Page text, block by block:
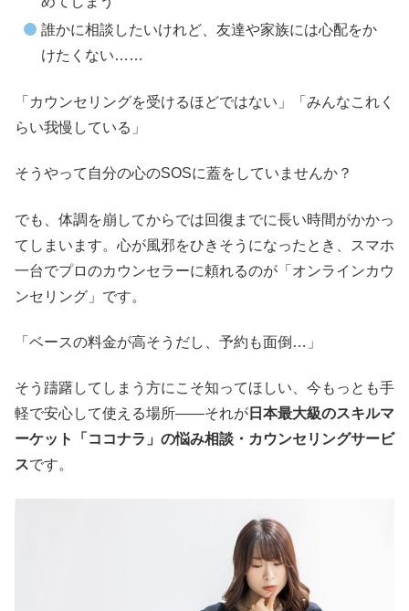
誰かに相談したいけれど、友達や家族には心配をか
けたくない……
「カウンセリングを受けるほどではない」「みんなこれく
らい我慢している」
そうやって自分の心のSOSに蓋をしていませんか？
でも、体調を崩してからでは回復までに長い時間がかかっ
てしまいます。心が風邪をひきそうになったとき、スマホ
一台でプロのカウンセラーに頼れるのが「オンラインカウ
ンセリング」です。
「ベースの料金が高そうだし、予約も面倒…」
そう躊躇してしまう方にこそ知ってほしい、今もっとも手
軽で安心して使える場所――それが 日本最大級のスキルマ
ーケット「ココナラ」の悩み相談・カウンセリングサービ
スです。